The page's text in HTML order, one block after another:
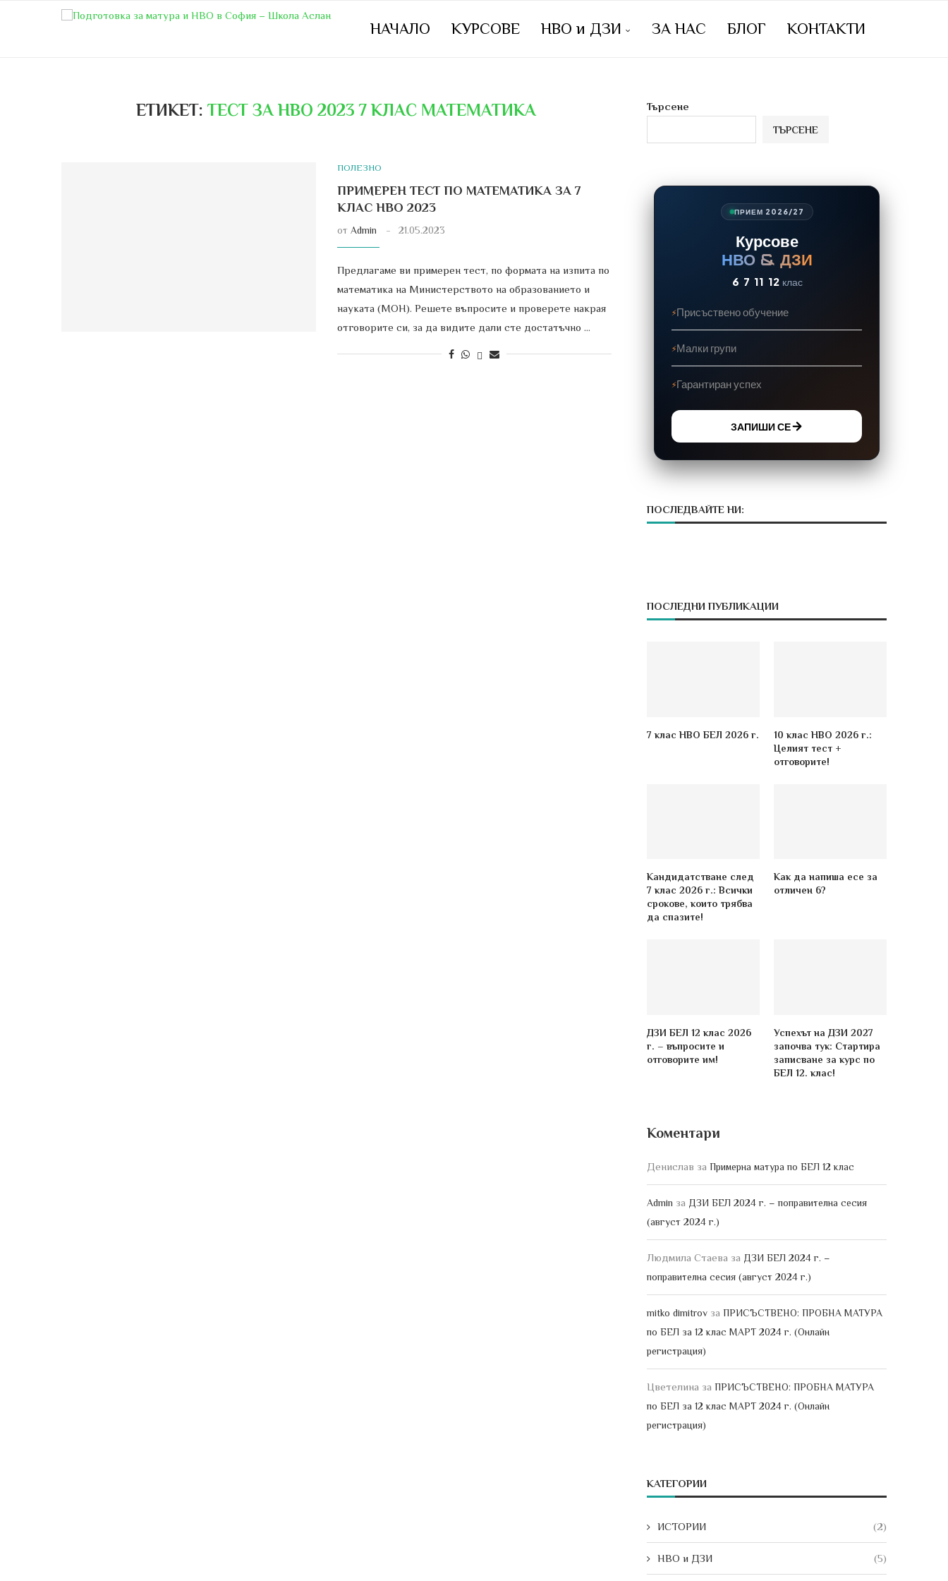
НАЧАЛО КУРСОВЕ НВО и ДЗИ ЗА НАС БЛОГ КОНТАКТИ
ЕТИКЕТ:ТЕСТ ЗА НВО 2023 7 КЛАС МАТЕМАТИКА
ПОЛЕЗНО
ПРИМЕРЕН ТЕСТ ПО МАТЕМАТИКА ЗА 7
КЛАС НВО 2023
от Admin 21.05.2023
Предлагаме ви примерен тест, по формата на изпита по
математика на Министерството на образованието и
науката (МОН). Решете въпросите и проверете накрая
отговорите си, за да видите дали сте достатъчно …
Търсене
ТЪРСЕНЕ
ПРИЕМ 2026/27
Курсове
НВО & ДЗИ
6 7 11 12 клас
Присъствено обучение
Малки групи
Гарантиран успех
ЗАПИШИ СЕ
ПОСЛЕДВАЙТЕ НИ:
ПОСЛЕДНИ ПУБЛИКАЦИИ
7 клас НВО БЕЛ 2026 г.
10 клас НВО 2026 г.:
Целият тест +
отговорите!
Кандидатстване след
7 клас 2026 г.: Всички
срокове, които трябва
да спазите!
Как да напиша есе за
отличен 6?
ДЗИ БЕЛ 12 клас 2026
г. – въпросите и
отговорите им!
Успехът на ДЗИ 2027
започва тук: Стартира
записване за курс по
БЕЛ 12. клас!
Коментари
Денислав за Примерна матура по БЕЛ 12 клас
Admin за ДЗИ БЕЛ 2024 г. – поправителна сесия
(август 2024 г.)
Людмила Стаева за ДЗИ БЕЛ 2024 г. –
поправителна сесия (август 2024 г.)
mitko dimitrov за ПРИСЪСТВЕНО: ПРОБНА МАТУРА
по БЕЛ за 12 клас МАРТ 2024 г. (Онлайн
регистрация)
Цветелина за ПРИСЪСТВЕНО: ПРОБНА МАТУРА
по БЕЛ за 12 клас МАРТ 2024 г. (Онлайн
регистрация)
КАТЕГОРИИ
ИСТОРИИ (2)
НВО и ДЗИ (5)